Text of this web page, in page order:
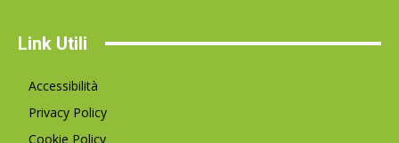
Link Utili
Accessibilità
Privacy Policy
Cookie Policy